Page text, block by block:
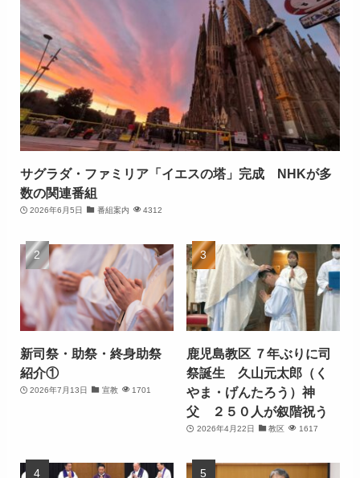
サグラダ・ファミリア「イエスの塔」完成 NHKが多
数の関連番組
2026年6月5日 番組案内 4312
新司祭・助祭・終身助祭
紹介①
2026年7月13日 宣教 1701
鹿児島教区 ７年ぶりに司
祭誕生 久山元太郎（く
やま・げんたろう）神
父 ２５０人が叙階祝う
2026年4月22日 教区 1617